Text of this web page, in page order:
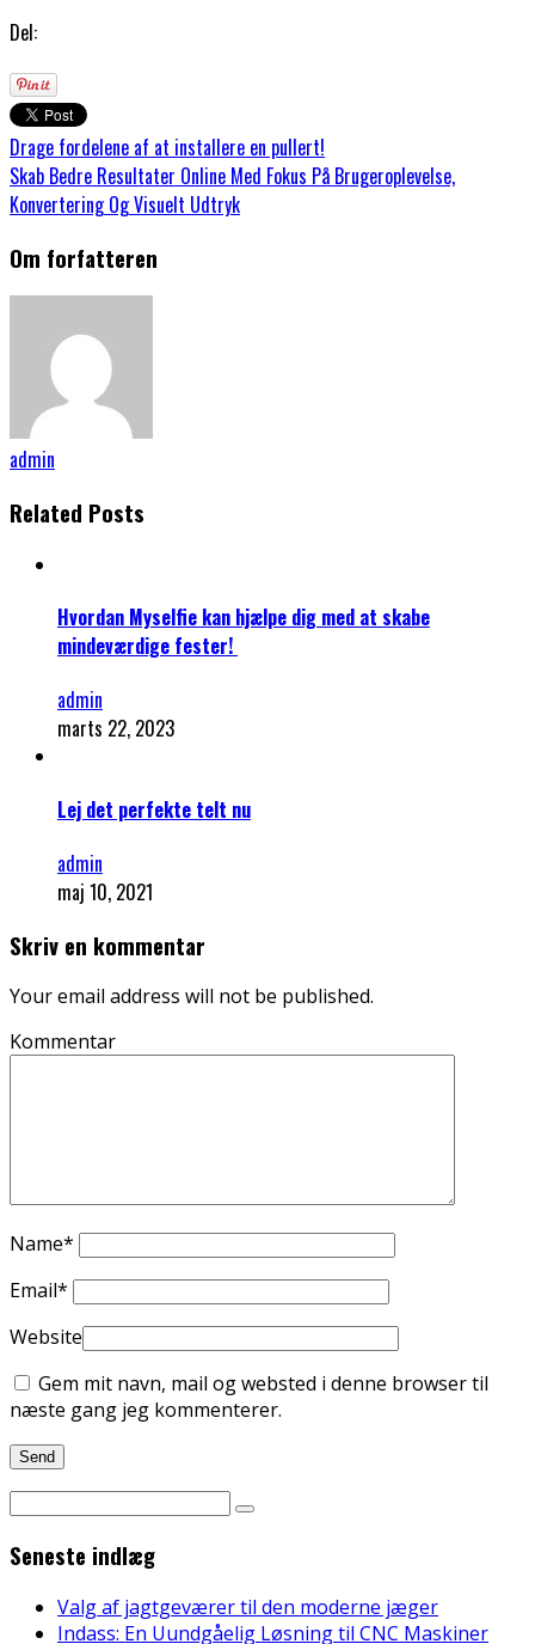
Del:
Drage fordelene af at installere en pullert!
Skab Bedre Resultater Online Med Fokus På Brugeroplevelse,
Konvertering Og Visuelt Udtryk
Om forfatteren
admin
Related Posts
Hvordan Myselfie kan hjælpe dig med at skabe
mindeværdige fester!
admin
marts 22, 2023
Lej det perfekte telt nu
admin
maj 10, 2021
Skriv en kommentar
Your email address will not be published.
Kommentar
Name*
Email*
Website
Gem mit navn, mail og websted i denne browser til
næste gang jeg kommenterer.
Seneste indlæg
Valg af jagtgeværer til den moderne jæger
Indass: En Uundgåelig Løsning til CNC Maskiner